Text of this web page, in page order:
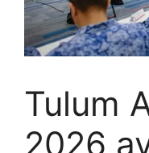
Tulum
2026